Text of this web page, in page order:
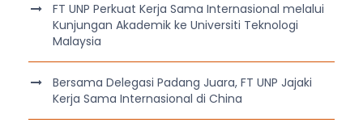
FT UNP Perkuat Kerja Sama Internasional melalui
Kunjungan Akademik ke Universiti Teknologi
Malaysia
Bersama Delegasi Padang Juara, FT UNP Jajaki
Kerja Sama Internasional di China